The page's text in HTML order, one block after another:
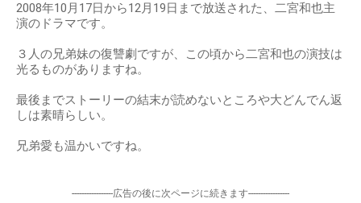
2008年10月17日から12月19日まで放送された、二宮和也主
演のドラマです。
３人の兄弟妹の復讐劇ですが、この頃から二宮和也の演技は
光るものがありますね。
最後までストーリーの結末が読めないところや大どんでん返
しは素晴らしい。
兄弟愛も温かいですね。
-----------------広告の後に次ページに続きます-----------------